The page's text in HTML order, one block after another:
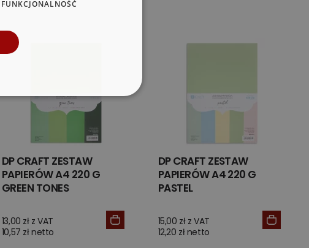
DP CRAFT ZESTAW
PAPIERÓW A4 220 G
GREEN TONES
13,00 zł z VAT
10,57 zł netto
DP CRAFT ZESTAW
PAPIERÓW A4 220 G
PASTEL
15,00 zł z VAT
12,20 zł netto
FUNKCJONALNOŚĆ